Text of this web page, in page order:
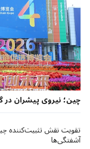
چین؛ نیروی پیشران در
تقویت نقش تثبیت‌کننده
آشفتگی‌ها